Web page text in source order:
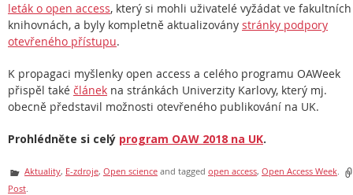
leták o open access, který si mohli uživatelé vyžádat ve fakultních
knihovnách, a byly kompletně aktualizovány stránky podpory
otevřeného přístupu.
K propagaci myšlenky open access a celého programu OAWeek
přispěl také článek na stránkách Univerzity Karlovy, který mj.
obecně představil možnosti otevřeného publikování na UK.
Prohlédněte si celý program OAW 2018 na UK.
Aktuality, E-zdroje, Open science and tagged open access, Open Access Week.
Post.